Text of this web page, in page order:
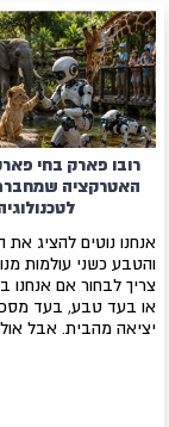
רובו פארק בחי
האטרקציה
אנחנו נוטים להציג את
והטבע כשני עולמות
צריך לבחור אם אנחנו
או בעד טבע, בעד
יציאה מהבית. אבל